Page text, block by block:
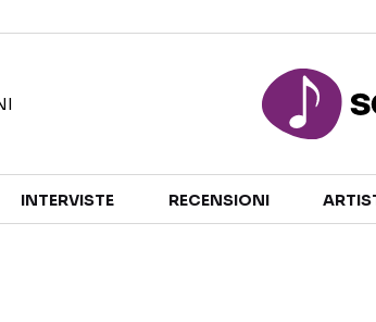
INTERVISTE RECENSIONI